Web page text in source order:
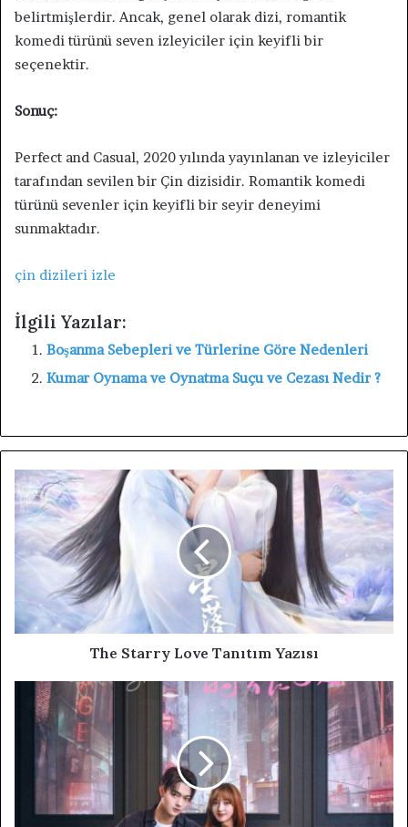
belirtmişlerdir. Ancak, genel olarak dizi, romantik
komedi türünü seven izleyiciler için keyifli bir
seçenektir.
Sonuç:
Perfect and Casual, 2020 yılında yayınlanan ve izleyiciler
tarafından sevilen bir Çin dizisidir. Romantik komedi
türünü sevenler için keyifli bir seyir deneyimi
sunmaktadır.
çin dizileri izle
İlgili Yazılar:
Boşanma Sebepleri ve Türlerine Göre Nedenleri
Kumar Oynama ve Oynatma Suçu ve Cezası Nedir ?
The Starry Love Tanıtım Yazısı